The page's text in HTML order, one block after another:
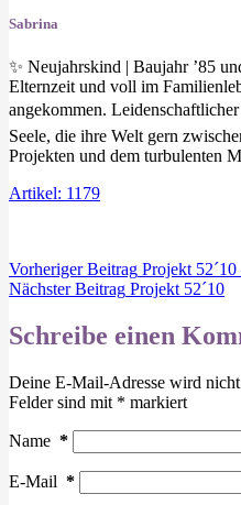
Sabrina
✨ Neujahrskind | Baujahr ’85
Elternzeit und voll im
angekommen.
Seele, die ihre Welt gern
Projekten und dem turbulenten
Artikel: 1179
VorherigerBeitrag Projekt
NächsterBeitrag Projekt 52´10
Schreibe einen
Deine E-Mail-Adresse wird
Felder sind mit * markiert
Name *
E-Mail *